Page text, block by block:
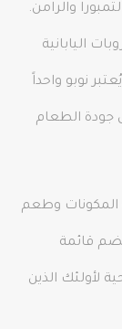
والرامن.
اليابانية
نوبو واحداً
جودة الطعام
المكونات وطعم
تضم قائمة
لأولئك الذين